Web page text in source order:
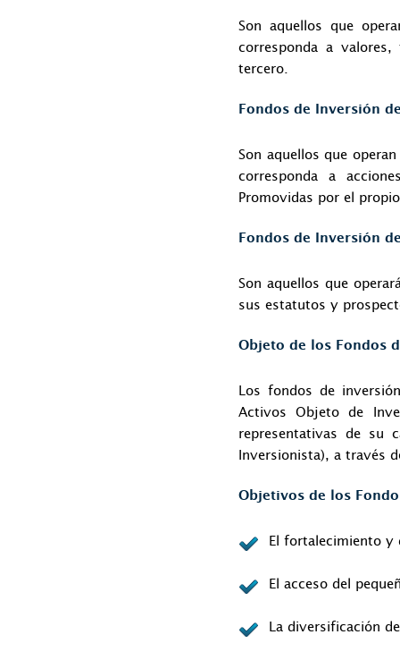
Son aquellos que
corresponda a
tercero.
Fondos de Inversión
Son aquellos que
corresponda a
Promovidas por el
Fondos de Inversión
Son aquellos que
sus estatutos y
Objeto de los Fondos
Los fondos de
Activos Objeto de
representativas de su
Inversionista), a través
Objetivos de los
El fortalecimiento y
El acceso del
La diversificación